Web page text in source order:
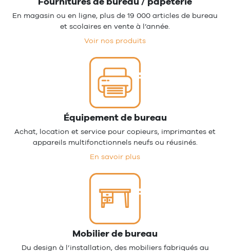
En magasin ou en ligne, plus de 19 000 articles de bureau
et scolaires en vente à l’année.
Voir nos produits
Équipement de bureau
Achat, location et service pour copieurs, imprimantes et
appareils multifonctionnels neufs ou réusinés.
En savoir plus
Mobilier de bureau
Du design à l’installation, des mobiliers fabriqués au